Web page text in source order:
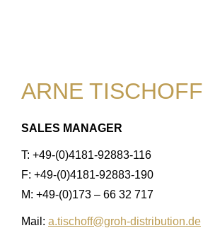
ARNE TISCHOFF
SALES MANAGER
T: +49-(0)4181-92883-116
F: +49-(0)4181-92883-190
M: +49-(0)173 – 66 32 717
Mail: a.tischoff@groh-distribution.de